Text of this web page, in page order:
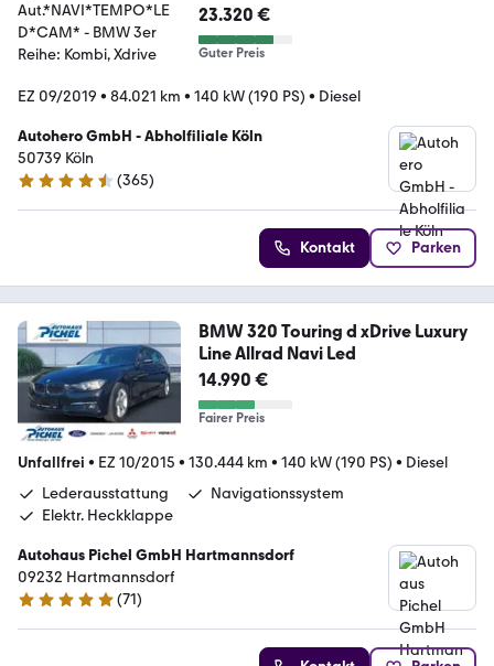
23.320 €
Guter Preis
EZ 09/2019 • 84.021 km • 140 kW (190 PS) • Diesel
Autohero GmbH - Abholfiliale Köln
50739 Köln
4.6 Sterne
(365)
Kontakt Parken
BMW 320 Touring d xDrive Luxury
Line Allrad Navi Led
14.990 €
Fairer Preis
Unfallfrei • EZ 10/2015 • 130.444 km • 140 kW (190 PS) • Diesel
Lederausstattung
Navigationssystem
Elektr. Heckklappe
Autohaus Pichel GmbH Hartmannsdorf
09232 Hartmannsdorf
4.9 Sterne
(71)